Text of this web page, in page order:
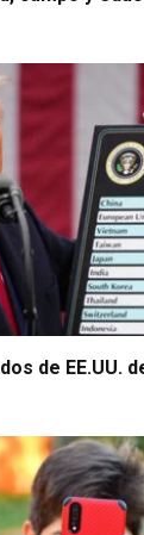
de EE.UU.